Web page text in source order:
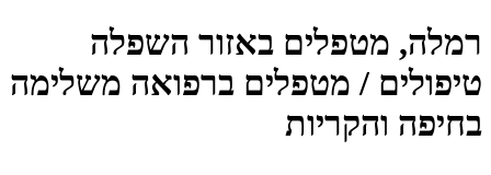
רמלה, מטפלים באזור השפלה
טיפולים / מטפלים ברפואה משלימה
בחיפה והקריות